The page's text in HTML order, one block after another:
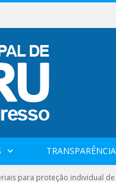
TRANSPARÊNCIA
para proteção individual